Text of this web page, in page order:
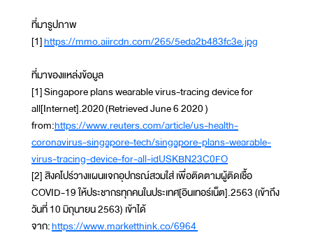
ที่มารูปภาพ
[1]https://mmo.aiircdn.com/265/5eda2b483fc3e.jpg
ที่มาของแหล่งข้อมูล
[1] Singapore plans wearable virus-tracing device for
all[Internet].2020 (Retrieved June 6 2020 )
from:https://www.reuters.com/article/us-health-
coronavirus-singapore-tech/singapore-plans-wearable-
virus-tracing-device-for-all-idUSKBN23C0FO
[2] สิงคโปร์วางแผนแจกอุปกรณ์สวมใส่ เพื่อติดตามผู้ติดเชื้อ
COVID-19 ให้ประชากรทุกคนในประเทศ[อินเทอร์เน็ต].2563 (เข้าถึง
วันที่ 10 มิถุนายน 2563) เข้าได้
จาก:https://www.marketthink.co/6964